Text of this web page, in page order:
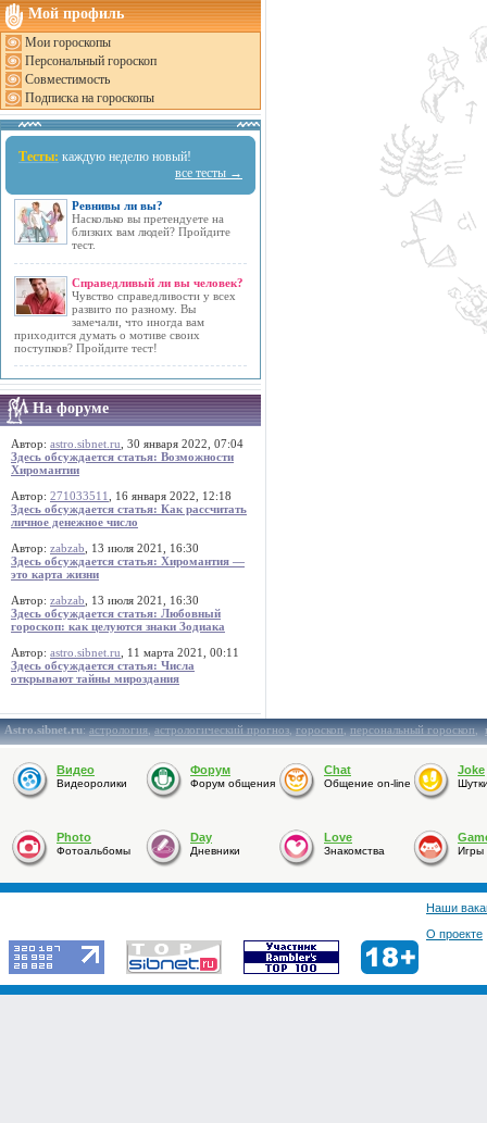
Мой профиль
Мои гороскопы
Персональный гороскоп
Совместимость
Подписка на гороскопы
Тесты: каждую неделю новый!
все тесты →
Ревнивы ли вы?
Насколько вы претендуете на
близких вам людей? Пройдите
тест.
Справедливый ли вы человек?
Чувство справедливости у всех
развито по разному. Вы
замечали, что иногда вам
приходится думать о мотиве своих
поступков? Пройдите тест!
На форуме
Автор: astro.sibnet.ru , 30 января 2022, 07:04
Здесь обсуждается статья: Возможности
Хиромантии
Автор: 271033511
, 16 января 2022, 12:18
Здесь обсуждается статья: Как рассчитать
личное денежное число
Автор: zabzab , 13 июля 2021, 16:30
Здесь обсуждается статья: Хиромантия —
это карта жизни
Автор: zabzab , 13 июля 2021, 16:30
Здесь обсуждается статья: Любовный
гороскоп: как целуются знаки Зодиака
Автор: astro.sibnet.ru , 11 марта 2021, 00:11
Здесь обсуждается статья: Числа
открывают тайны мироздания
Astro.sibnet.ru:астрология,астрологический прогноз,гороскоп,персональный гороскоп,
Видео
Видеоролики
Форум
Форум общения
Chat
Общение on-line
Joke
Photo
Фотоальбомы
Day
Дневники
Love
Знакомства Игры
Наши
О проекте